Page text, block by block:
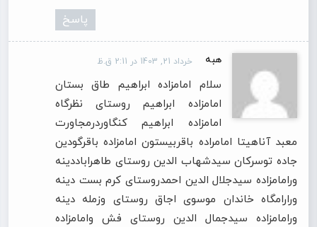
پاسخ
هبه خرداد 21, 1403 در 2:11 ق.ظ
سلام امامزاده ابراهیم طاق بستان
امامزاده ابراهیم روستای نظرگاه
امامزاده ابراهیم کنگاوردرمجاورت
معبد آناهيتا امامراده باقربیستون امامزاده باقرگودین
جاده توسرکان سیدشهاب الدین روستای طاهراباددینه
ورامامزاده سیدجلال الدین احمدروستای کرم بست دینه
ورارامگاه خاندان موسوی اجاق روستای وزمله دینه
ورامامزاده سیدجمال الدین روستای فش وامامزاده